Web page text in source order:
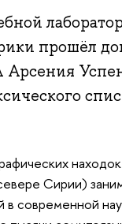
прошёл
Сирии)
современной